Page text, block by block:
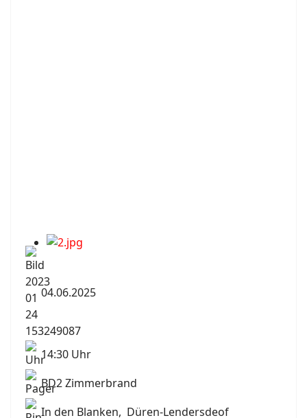
04.06.2025
14:30 Uhr
BD2 Zimmerbrand
In den Blanken, Düren-Lendersdeof